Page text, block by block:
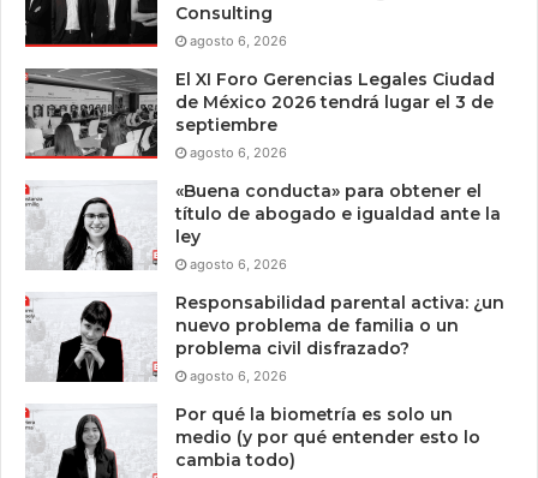
Consulting
agosto 6, 2026
El XI Foro Gerencias Legales Ciudad
de México 2026 tendrá lugar el 3 de
septiembre
agosto 6, 2026
«Buena conducta» para obtener el
título de abogado e igualdad ante la
ley
agosto 6, 2026
Responsabilidad parental activa: ¿un
nuevo problema de familia o un
problema civil disfrazado?
agosto 6, 2026
Por qué la biometría es solo un
medio (y por qué entender esto lo
cambia todo)